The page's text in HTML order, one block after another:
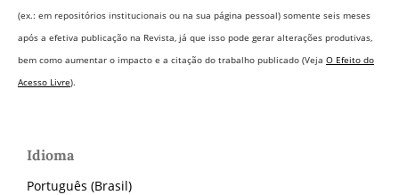
(ex.: em repositórios institucionais ou na sua página pessoal) somente seis meses
após a efetiva publicação na Revista, já que isso pode gerar alterações produtivas,
bem como aumentar o impacto e a citação do trabalho publicado (Veja O Efeito do
Acesso Livre).
Idioma
Português (Brasil)